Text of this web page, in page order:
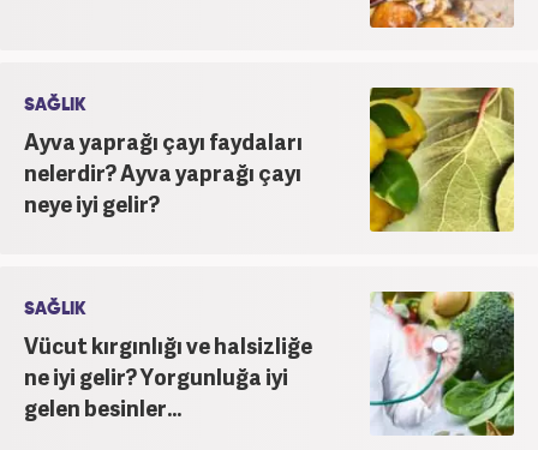
SAĞLIK
Ayva yaprağı çayı faydaları
nelerdir? Ayva yaprağı çayı
neye iyi gelir?
SAĞLIK
Vücut kırgınlığı ve halsizliğe
ne iyi gelir? Yorgunluğa iyi
gelen besinler...